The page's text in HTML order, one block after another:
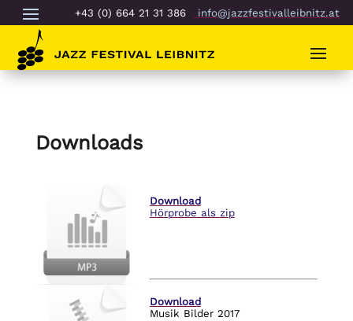
+43 (0) 664 21 31 386 info@jazzfestivalleibnitz.at
Downloads
Download
Hörprobe als zip
Download
Musik Bilder 2017